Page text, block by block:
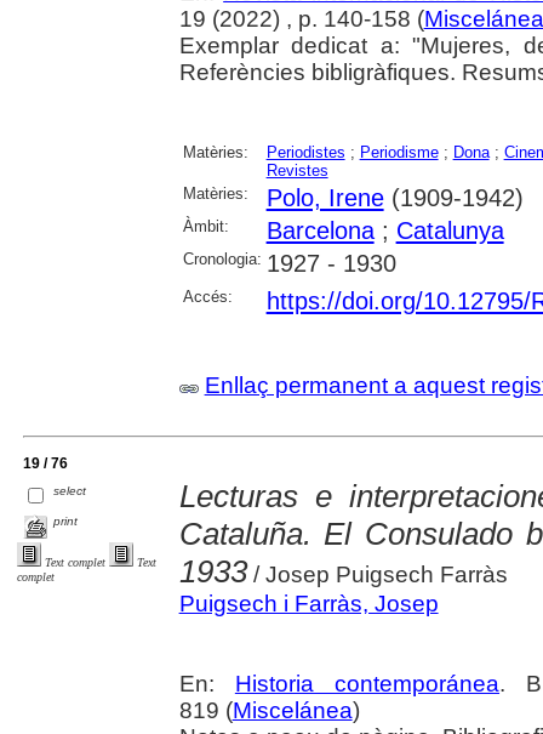
19 (2022) , p. 140-158 (Miscelánea
Exemplar dedicat a: "Mujeres,
Referències bibligràfiques.
Matèries: Periodistes ; Periodisme; Dona;
Revistes
Matèries:
Polo, Irene(1909-1942)
Àmbit: Barcelona; Catalunya
Cronologia: 1927 - 1930
Accés: https://doi.org/10.12795/
Enllaç permanent a aquest
19 / 76
select
print
Text complet
Text
complet
Lecturas e
Cataluña. El Consulado
1933/ Josep Puigsech Farràs
Puigsech i Farràs, Josep
En: Historia contemporánea.
819 (Miscelánea)